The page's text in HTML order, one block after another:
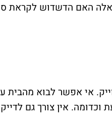
האם הדשדוש לקראת
אי אפשר לבוא
אין צורך גם